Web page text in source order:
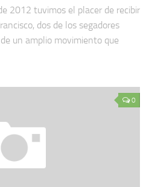
2012 tuvimos el placer de recibir
dos de los segadores
un amplio movimiento que
0